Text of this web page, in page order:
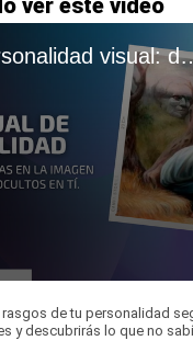
ver este video
Reto de personalidad visual:
de tu personalidad
y descubrirás lo que no